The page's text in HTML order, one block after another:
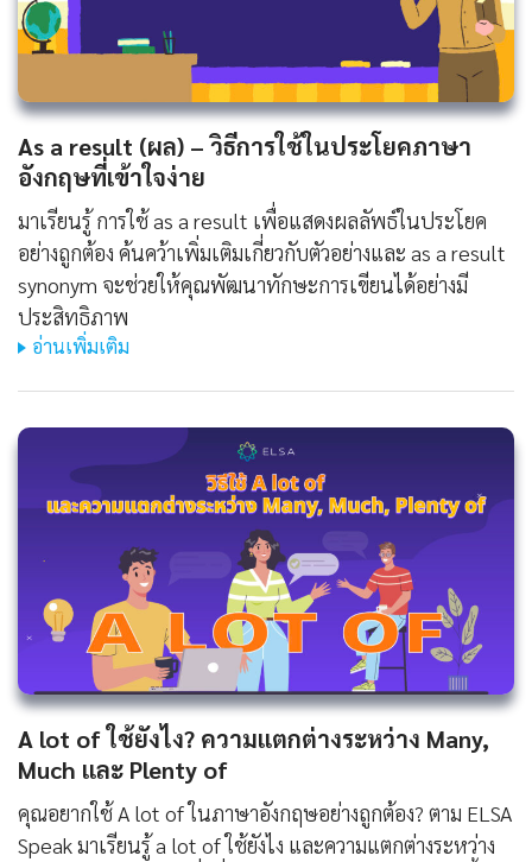
As a result (ผล) – วิธีการใช้ในประโยคภาษา
อังกฤษที่เข้าใจง่าย
มาเรียนรู้ การใช้ as a result เพื่อแสดงผลลัพธ์ในประโยค
อย่างถูกต้อง ค้นคว้าเพิ่มเติมเกี่ยวกับตัวอย่างและ as a result
synonym จะช่วยให้คุณพัฒนาทักษะการเขียนได้อย่างมี
ประสิทธิภาพ
อ่านเพิ่มเติม
A lot of ใช้ยังไง? ความแตกต่างระหว่าง Many,
Much และ Plenty of
คุณอยากใช้ A lot of ในภาษาอังกฤษอย่างถูกต้อง? ตาม ELSA
Speak มาเรียนรู้ a lot of ใช้ยังไง และความแตกต่างระหว่าง